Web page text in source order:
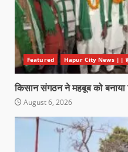
Featured Hapur City News ||
किसान संगठन ने महबूब को बनाया
August 6, 2026